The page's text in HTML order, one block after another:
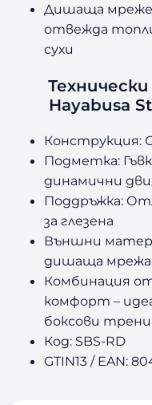
Дишаща
отвежда
сухи
Hayabusa
Конструкция:
Подметка:
динамични
Поддръжка:
за глезена
Външни
дишаща мрежа
Комбинация
комфорт –
боксови
Код: SBS-RD
GTIN13 / EAN: